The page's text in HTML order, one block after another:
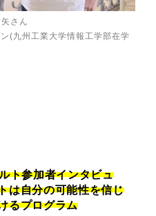
さん
(九州工業大学情報工学部在学
ト参加者インタビュ
は自分の可能性を信じ
るプログラム